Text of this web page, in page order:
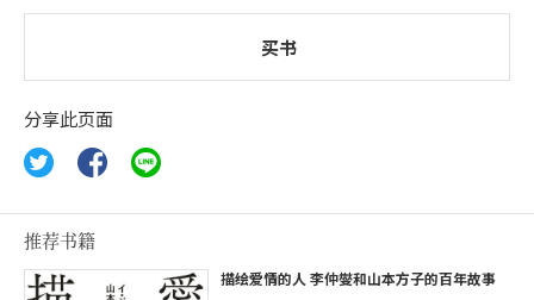
买书
分享此页面
推荐书籍
描绘爱情的人 李仲燮和山本方子的百年故事